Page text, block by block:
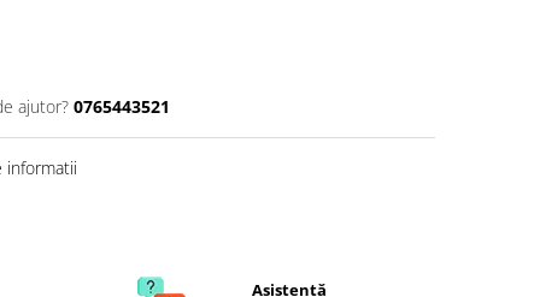
ajutor? 0765443521
informatii
Asistență